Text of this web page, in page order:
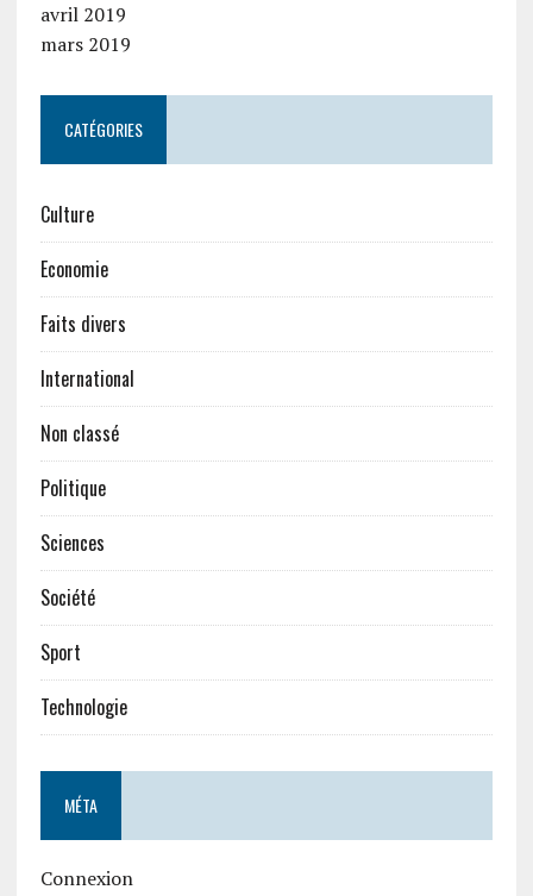
avril 2019
mars 2019
CATÉGORIES
Culture
Economie
Faits divers
International
Non classé
Politique
Sciences
Société
Sport
Technologie
MÉTA
Connexion